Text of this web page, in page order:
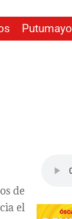
Putumayo
de
el